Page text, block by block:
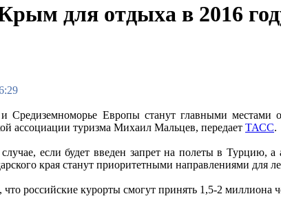
для отдыха в 2016
Средиземноморье Европы станут главными местами
ассоциации туризма Михаил Мальцев, передает ТАСС.
если будет введен запрет на полеты в Турцию,
края станут приоритетными направлениями для
российские курорты смогут принять 1,5-2 миллиона